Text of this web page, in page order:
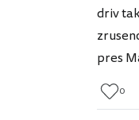
driv
pres
0